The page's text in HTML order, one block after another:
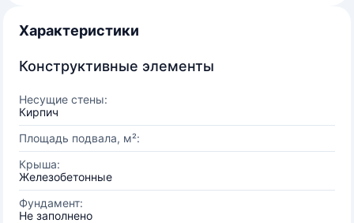
Характеристики
Конструктивные элементы
Несущие стены:
Кирпич
Площадь подвала, м²:
Крыша:
Железобетонные
Фундамент:
Не заполнено